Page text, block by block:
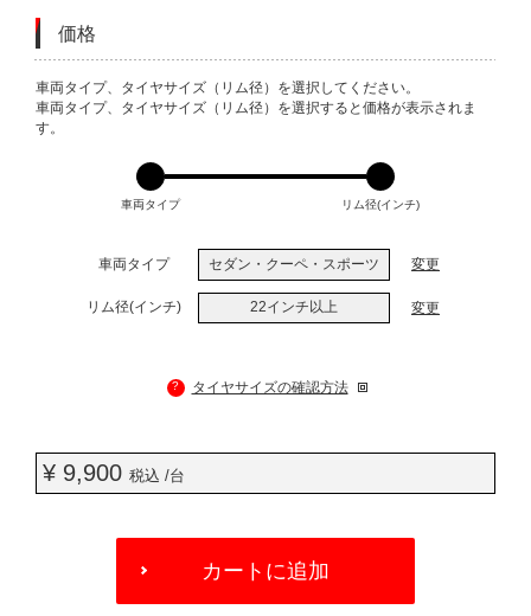
価格
VARIATIONS
車両タイプ、タイヤサイズ（リム径）を選択してください。
車両タイプ、タイヤサイズ（リム径）を選択すると価格が表示されま
す。
車両タイプ リム径(インチ)
車両タイプ セダン・クーペ・スポーツ 変更
リム径(インチ) 22インチ以上 変更
? タイヤサイズの確認方法
¥ 9,900 税込 /台
OPTIONS
カートに追加